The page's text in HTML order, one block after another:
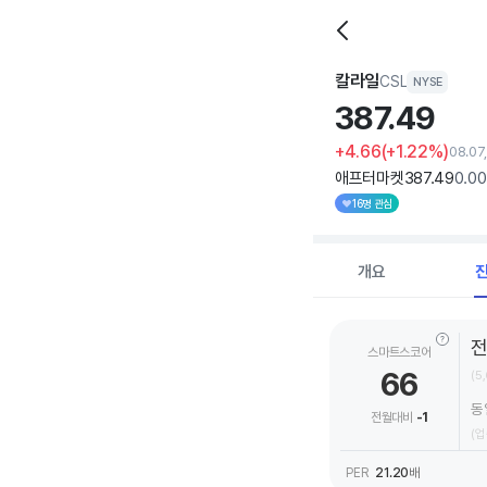
칼라일CSL NYSE
387.49
+4.66(+1.22%)08.07,
애프터마켓387.490.00
16명 관심
개요
스마트스코어
66
전월대비 -1 동
(
PER 21.20배